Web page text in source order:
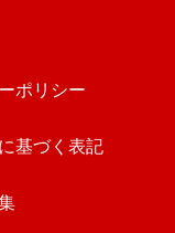
ポリシー
基づく表記